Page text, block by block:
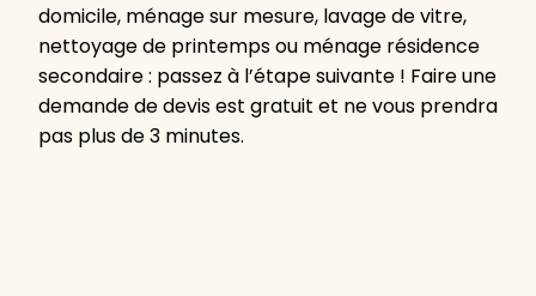
domicile, ménage sur mesure, lavage de vitre,
nettoyage de printemps ou ménage résidence
secondaire : passez à l’étape suivante ! Faire une
demande de devis est gratuit et ne vous prendra
pas plus de 3 minutes.